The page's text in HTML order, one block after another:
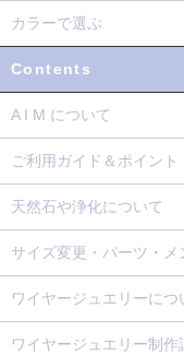
カラーで選ぶ
Contents
A I M について
ご利用ガイド＆ポイント
天然石や浄化について
サイズ変更・パーツ・
ワイヤージュエリーに
ワイヤージュエリー制作